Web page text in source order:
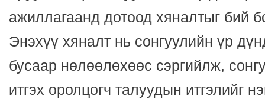
ажиллагаанд дотоод хяналтыг бий
Энэхүү хяналт нь сонгуулийн үр
бусаар нөлөөлөхөөс сэргийлж,
итгэх оролцогч талуудын итгэлийг